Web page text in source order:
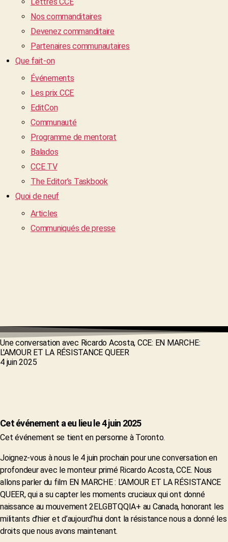
Nos commanditaires
Devenez commanditaire
Partenaires communautaires
Que fait-on
Événements
Les prix CCE
EditCon
Communauté
Programme de mentorat
Balados
CCE TV
The Editor’s Taskbook
Quoi de neuf
Articles
Communiqués de presse
Une conversation avec Ricardo Acosta, CCE: EN MARCHE:
L'AMOUR ET LA RÉSISTANCE QUEER
4 juin 2025
Cet événement a eu lieu le 4 juin 2025
Cet événement se tient en personne à Toronto.
Joignez-vous à nous le 4 juin prochain pour une conversation en
profondeur avec le monteur primé Ricardo Acosta, CCE. Nous
allons parler du film EN MARCHE : L’AMOUR ET LA RÉSISTANCE
QUEER, qui a su capter les moments cruciaux qui ont donné
naissance au mouvement 2ELGBTQQIA+ au Canada, honorant les
militants d’hier et d’aujourd’hui dont la résistance nous a donné les
droits que nous avons maintenant.